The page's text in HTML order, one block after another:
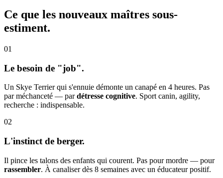
Ce que les nouveaux maîtres sous-
estiment.
01
Le besoin de "job".
Un Skye Terrier qui s'ennuie démonte un canapé en 4 heures. Pas
par méchanceté — pardétresse cognitive. Sport canin, agility,
recherche : indispensable.
02
L'instinct de berger.
Il pince les talons des enfants qui courent. Pas pour mordre — pour
rassembler. À canaliser dès 8 semaines avec un éducateur positif.